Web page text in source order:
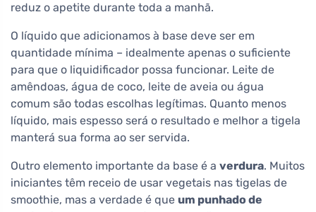
reduz o apetite durante toda a manhã.
O líquido que adicionamos à base deve ser em
quantidade mínima – idealmente apenas o suficiente
para que o liquidificador possa funcionar. Leite de
amêndoas, água de coco, leite de aveia ou água
comum são todas escolhas legítimas. Quanto menos
líquido, mais espesso será o resultado e melhor a tigela
manterá sua forma ao ser servida.
Outro elemento importante da base é a verdura. Muitos
iniciantes têm receio de usar vegetais nas tigelas de
smoothie, mas a verdade é que um punhado de